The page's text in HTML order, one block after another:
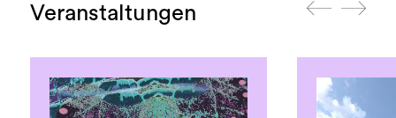
Veranstaltungen